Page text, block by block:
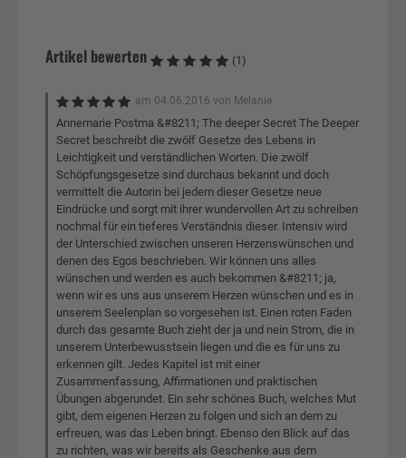
Artikel bewerten (1)
am 04.06.2016 von Melanie
Annemarie Postma &#8211; The deeper Secret The Deeper
Secret beschreibt die zwölf Gesetze des Lebens in
Leichtigkeit und verständlichen Worten. Die zwölf
Schöpfungsgesetze sind durchaus bekannt und doch
vermittelt die Autorin bei jedem dieser Gesetze neue
Eindrücke und sorgt mit ihrer wundervollen Art zu schreiben
nochmal für ein tieferes Verständnis dieser. Intensiv wird
der Unterschied zwischen unseren Herzenswünschen und
denen des Egos beschrieben. Wir können uns alles
wünschen und werden es auch bekommen &#8211; ja,
wenn wir es uns aus unserem Herzen wünschen und es in
unserem Seelenplan so vorgesehen ist. Einen roten Faden
durch das gesamte Buch zieht der ja und nein Strom, die in
unserem Unterbewusstsein liegen und die es für uns zu
erkennen gilt. Jedes Kapitel ist mit einer
Zusammenfassung, Affirmationen und praktischen
Übungen abgerundet. Ein sehr schönes Buch, welches Mut
gibt, dem eigenen Herzen zu folgen und sich an dem zu
erfreuen, was das Leben bringt. Ebenso den Blick auf das
zu richten, was wir bereits als Geschenke aus dem